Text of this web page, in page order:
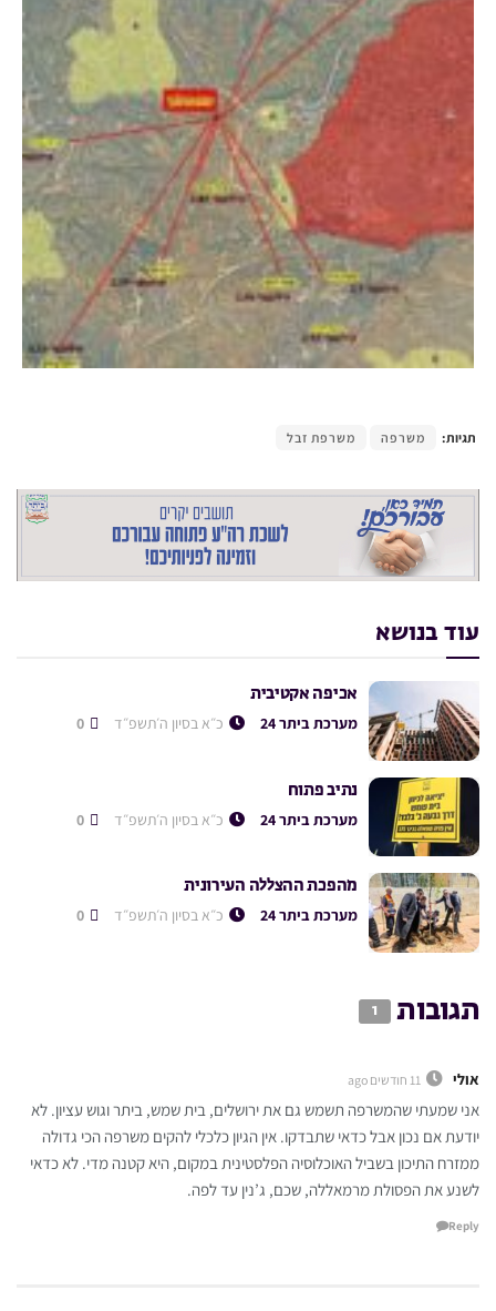
תגיות: משרפה משרפת זבל
עוד בנושא
אכיפה אקטיבית
מערכת ביתר 24 כ״א בסיון ה׳תשפ״ד
נתיב פתוח
מערכת ביתר 24 כ״א בסיון ה׳תשפ״ד
מהפכת ההצללה העירונית
מערכת ביתר 24 כ״א בסיון ה׳תשפ״ד
תגובות 1
אולי 11 חודשים ago
אני שמעתי שהמשרפה תשמש גם את ירושלים, בית שמש, ביתר וגוש עציון. לא
יודעת אם נכון אבל כדאי שתבדקו. אין הגיון כלכלי להקים משרפה הכי גדולה
ממזרח התיכון בשביל האוכלוסיה הפלסטינית במקום, היא קטנה מדי. לא כדאי
לשנע את הפסולת מרמאללה, שכם, ג’נין עד לפה.
Reply